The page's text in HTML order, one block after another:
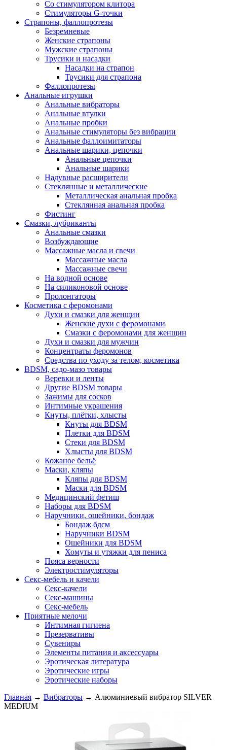
Со стимулятором клитора
Стимуляторы G-точки
Страпоны, фаллопротезы
Безремневые
Женские страпоны
Мужские страпоны
Трусики и насадки
Насадки на страпон
Трусики для страпона
Фаллопротезы
Анальные игрушки
Анальные вибраторы
Анальные втулки
Анальные пробки
Анальные стимуляторы без вибрации
Анальные фаллоимитаторы
Анальные шарики, цепочки
Анальные цепочки
Анальные шарики
Надувные расширители
Стеклянные и металлические
Металлическая анальная пробка
Стеклянная анальная пробка
Фистинг
Смазки, лубриканты
Анальные смазки
Возбуждающие
Массажные масла и свечи
Массажные масла
Массажные свечи
На водной основе
На силиконовой основе
Пролонгаторы
Косметика с феромонами
Духи и смазки для женщин
Женские духи с феромонами
Смазки с феромонами для женщин
Духи и смазки для мужчин
Концентраты феромонов
Средства по уходу за телом, косметика
BDSM, садо-мазо товары
Веревки и ленты
Другие BDSM товары
Зажимы для сосков
Интимные украшения
Кнуты, плётки, хлысты
Кнуты для BDSM
Плетки для BDSM
Стеки для BDSM
Хлысты для BDSM
Кожаное бельё
Маски, кляпы
Кляпы для BDSM
Маски для BDSM
Медицинский фетиш
Наборы для BDSM
Наручники, ошейники, бондаж
Бондаж бдсм
Наручники BDSM
Ошейники для BDSM
Хомуты и утяжки для пениса
Пояса верности
Электростимуляторы
Секс-мебель и качели
Секс-качели
Секс-машины
Секс-мебель
Приятные мелочи
Интимная гигиена
Презервативы
Сувениры
Элементы питания и аксессуары
Эротическая литература
Эротические игры
Эротические наборы
Главная → Вибраторы → Алюминиевый вибратор SILVER
MEDIUM